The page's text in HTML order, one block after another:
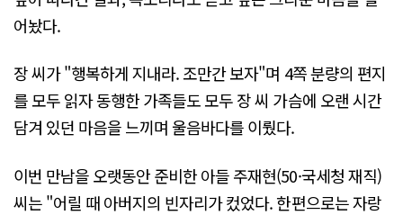
어놨다.
장 씨가 "행복하게 지내라. 조만간 보자"며 4쪽 분량의 편지
를 모두 읽자 동행한 가족들도 모두 장 씨 가슴에 오랜 시간
담겨 있던 마음을 느끼며 울음바다를 이뤘다.
이번 만남을 오랫동안 준비한 아들 주재현(50·국세청 재직)
씨는 "어릴 때 아버지의 빈자리가 컸었다. 한편으로는 자랑